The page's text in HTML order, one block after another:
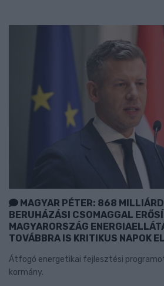
MAGYAR PÉTER: 868
BERUHÁZÁSI CSOMAGGAL
MAGYARORSZÁG
TOVÁBBRA IS KRITIKUS NAPOK
Átfogó energetikai fejlesztési
kormány.